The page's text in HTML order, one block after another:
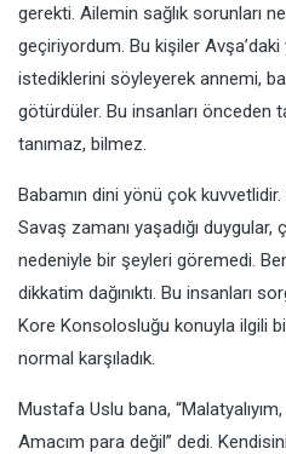
gerekti. Ailemin sağlık sorunları
geçiriyordum. Bu kişiler Avşa’daki
istediklerini söyleyerek annemi,
götürdüler. Bu insanları önceden
tanımaz, bilmez.
Babamın dini yönü çok kuvvetlidir.
Savaş zamanı yaşadığı
nedeniyle bir şeyleri göremedi.
dikkatim dağınıktı. Bu insanları
Kore Konsolosluğu konuyla ilgili
normal karşıladık.
Mustafa Uslu bana,
Amacım para değil” dedi.